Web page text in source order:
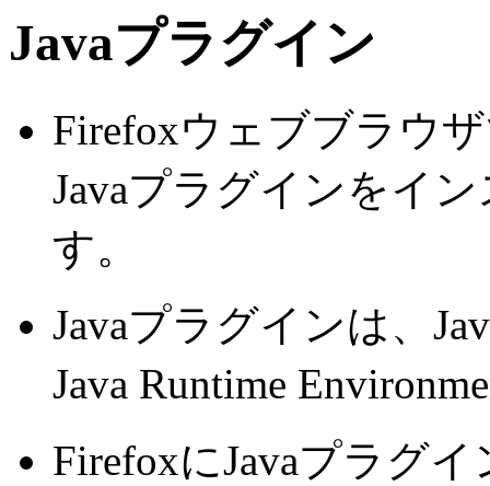
Javaプラグイン
Firefoxウェブブラウ
Javaプラグインをイ
す。
Javaプラグインは、
Java Runtime
FirefoxにJavaプラグイ